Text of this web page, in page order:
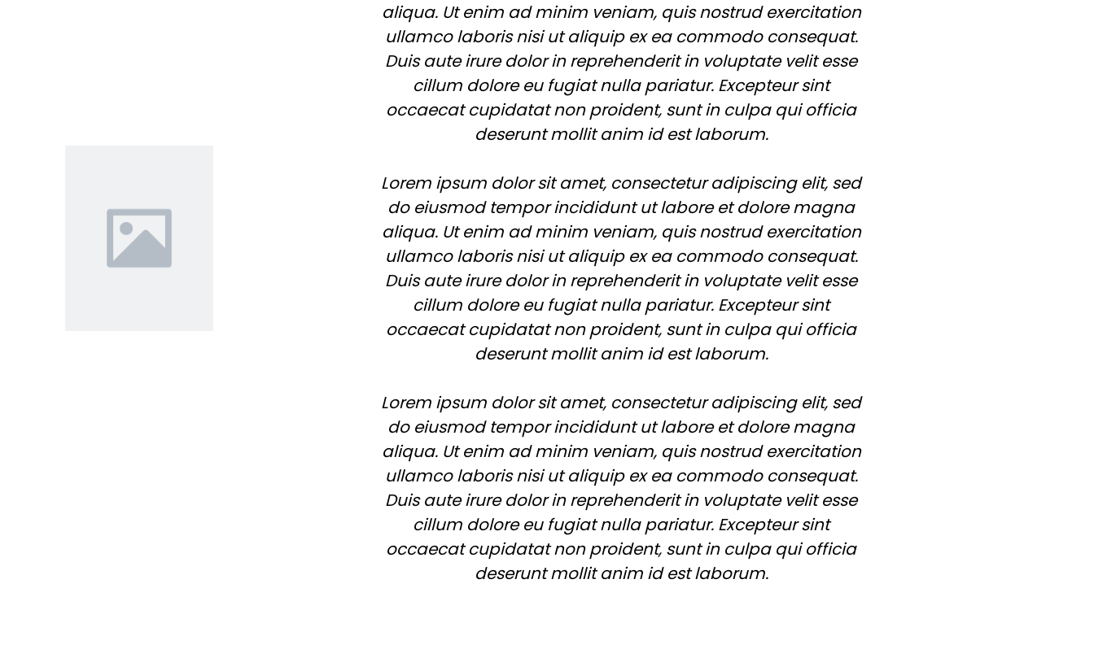
aliqua. Ut enim ad minim veniam, quis nostrud exercitation
ullamco laboris nisi ut aliquip ex ea commodo consequat.
Duis aute irure dolor in reprehenderit in voluptate velit esse
cillum dolore eu fugiat nulla pariatur. Excepteur sint
occaecat cupidatat non proident, sunt in culpa qui officia
deserunt mollit anim id est laborum.
Lorem ipsum dolor sit amet, consectetur adipiscing elit, sed
do eiusmod tempor incididunt ut labore et dolore magna
aliqua. Ut enim ad minim veniam, quis nostrud exercitation
ullamco laboris nisi ut aliquip ex ea commodo consequat.
Duis aute irure dolor in reprehenderit in voluptate velit esse
cillum dolore eu fugiat nulla pariatur. Excepteur sint
occaecat cupidatat non proident, sunt in culpa qui officia
deserunt mollit anim id est laborum.
Lorem ipsum dolor sit amet, consectetur adipiscing elit, sed
do eiusmod tempor incididunt ut labore et dolore magna
aliqua. Ut enim ad minim veniam, quis nostrud exercitation
ullamco laboris nisi ut aliquip ex ea commodo consequat.
Duis aute irure dolor in reprehenderit in voluptate velit esse
cillum dolore eu fugiat nulla pariatur. Excepteur sint
occaecat cupidatat non proident, sunt in culpa qui officia
deserunt mollit anim id est laborum.